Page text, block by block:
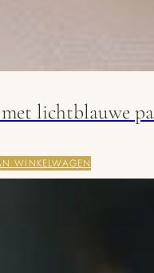
lichtblauwe
WINKELWAGEN